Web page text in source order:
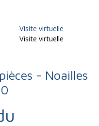
Visite virtuelle
Visite virtuelle
- Noailles